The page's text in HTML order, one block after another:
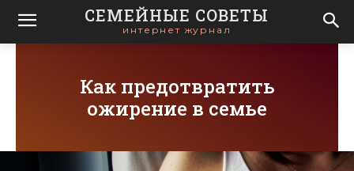
СЕМЕЙНЫЕ СОВЕТЫ
интернет журнал
Как предотвратить
ожирение в семье